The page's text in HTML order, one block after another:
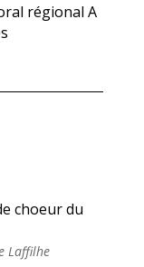
régional A
choeur du
Laffilhe